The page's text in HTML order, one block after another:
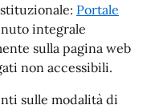
Portale
integrale
sulla pagina web
non accessibili.
sulle modalità di